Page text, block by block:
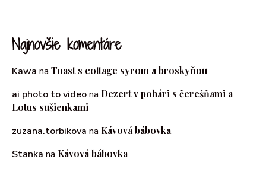
Najnovšie komentáre
Kawa na Toast s cottage syrom a broskyňou
ai photo to videona Dezert v pohári s čerešňami a
Lotus sušienkami
zuzana.torbikova na Kávová bábovka
Stanka na Kávová bábovka